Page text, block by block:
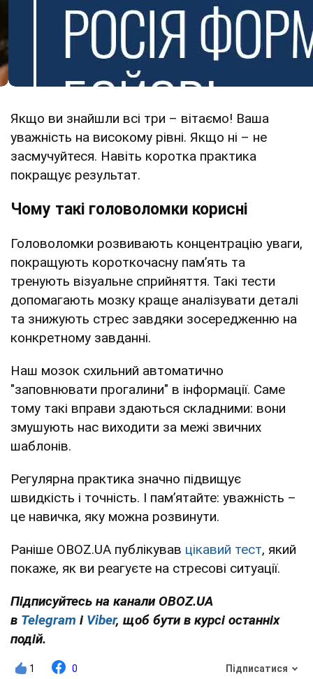
Якщо ви знайшли всі три – вітаємо! Ваша
уважність на високому рівні. Якщо ні – не
засмучуйтеся. Навіть коротка практика
покращує результат.
Чому такі головоломки корисні
Головоломки розвивають концентрацію уваги,
покращують короткочасну пам’ять та
тренують візуальне сприйняття. Такі тести
допомагають мозку краще аналізувати деталі
та знижують стрес завдяки зосередженню на
конкретному завданні.
Наш мозок схильний автоматично
"заповнювати прогалини" в інформації. Саме
тому такі вправи здаються складними: вони
змушують нас виходити за межі звичних
шаблонів.
Регулярна практика значно підвищує
швидкість і точність. І пам’ятайте: уважність –
це навичка, яку можна розвинути.
Раніше OBOZ.UA публікував цікавий тест, який
покаже, як ви реагуєте на стресові ситуації.
Підписуйтесь на канали OBOZ.UA
в Telegram і Viber, щоб бути в курсі останніх
подій.
1 0 Підписатися